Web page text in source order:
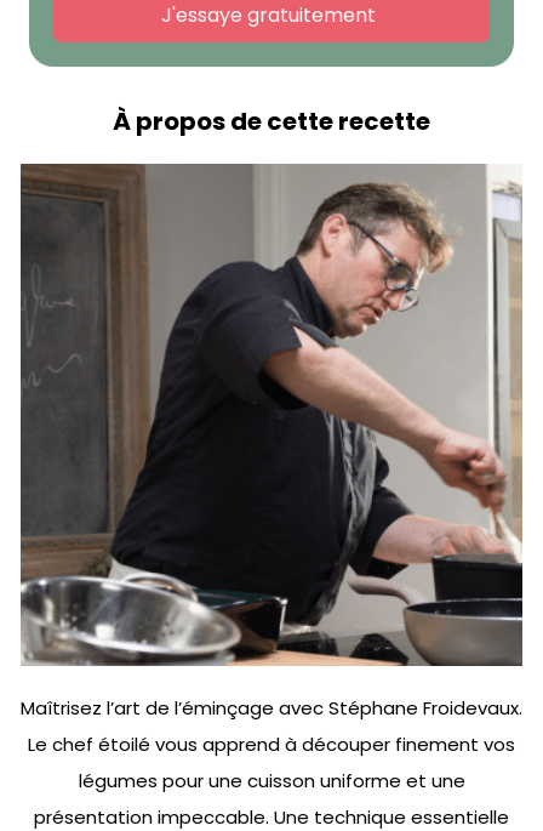
J'essaye gratuitement
Maîtrisez l’art de l’éminçage avec Stéphane Froidevaux.
Le chef étoilé vous apprend à découper finement vos
légumes pour une cuisson uniforme et une
présentation impeccable. Une technique essentielle
À propos de cette recette